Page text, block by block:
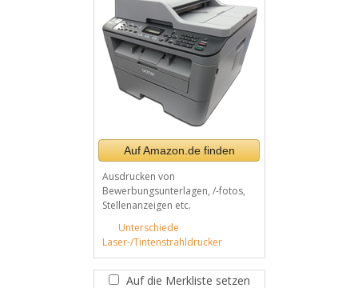
Auf Amazon.de finden
Ausdrucken von
Bewerbungsunterlagen, /-fotos,
Stellenanzeigen etc.
Unterschiede
Laser-/Tintenstrahldrucker
Auf die Merkliste setzen